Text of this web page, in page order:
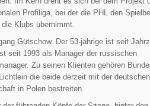
Profiliga, bei der die PHL den
Klubs übernimmt.
Gütschow. Der 53-jährige ist seit
seit 1993 als Manager der russischen
Zu seinen Klienten gehören
die beide derzeit mit der deutschen
in Polen bestreiten.